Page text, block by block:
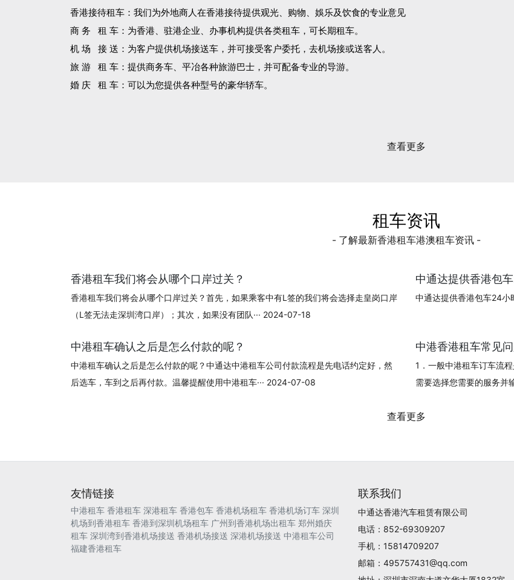
香港接待租车：我们为外地商人在香港接待提供观光、购物、娛乐及饮食的专业意见
商 务 租 车：为香港、驻港企业、办事机构提供各类租车，可长期租车。
机 场 接 送：为客户提供机场接送车，并可接受客户委托，去机场接或送客人。
旅 游 租 车：提供商务车、平冶各种旅游巴士，并可配备专业的导游。
婚 庆 租 车：可以为您提供各种型号的豪华轿车。
查看更多
租车资讯
- 了解最新香港租车港澳租车资讯 -
香港租车我们将会从哪个口岸过关？
香港租车我们将会从哪个口岸过关？首先，如果乘客中有L签的我们将会选择走皇岗口岸
（L签无法走深圳湾口岸）；其次，如果没有团队··· 2024-07-18
中通达提供香港包
中通达提供香港包车24
中港租车确认之后是怎么付款的呢？
中港租车确认之后是怎么付款的呢？中通达中港租车公司付款流程是先电话约定好，然
后选车，车到之后再付款。温馨提醒使用中港租车··· 2024-07-08
中港香港租车常见
1．一般中港租车订车流
需要选择您需要的服务并
查看更多
友情链接
中港租车 香港租车 深港租车 香港包车 香港机场租车 香港机场订车 深圳
机场到香港租车 香港到深圳机场租车 广州到香港机场出租车 郑州婚庆
租车 深圳湾到香港机场接送 香港机场接送 深港机场接送 中港租车公司
福建香港租车
联系我们
中通达香港汽车租赁有限公司
电话：852-69309207
手机：15814709207
邮箱：495757431@qq.com